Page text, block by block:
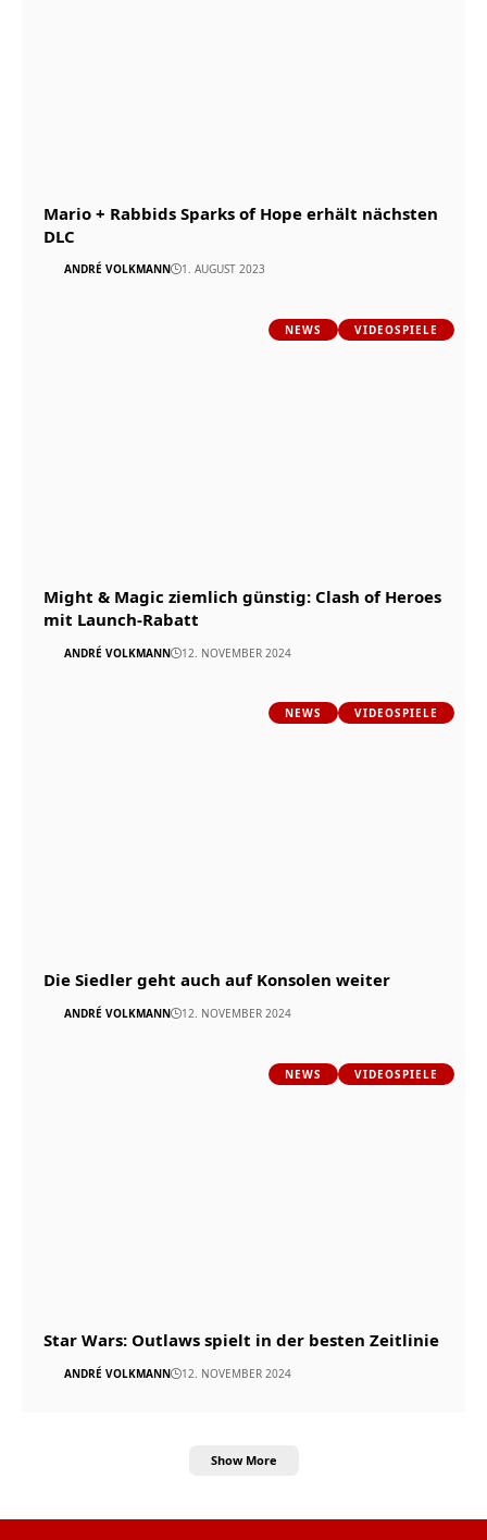
Mario + Rabbids Sparks of Hope erhält nächsten
DLC
ANDRÉ VOLKMANN 1. AUGUST 2023
NEWS VIDEOSPIELE
Might & Magic ziemlich günstig: Clash of Heroes
mit Launch-Rabatt
ANDRÉ VOLKMANN 12. NOVEMBER 2024
NEWS VIDEOSPIELE
Die Siedler geht auch auf Konsolen weiter
ANDRÉ VOLKMANN 12. NOVEMBER 2024
NEWS VIDEOSPIELE
Star Wars: Outlaws spielt in der besten Zeitlinie
ANDRÉ VOLKMANN 12. NOVEMBER 2024
Show More